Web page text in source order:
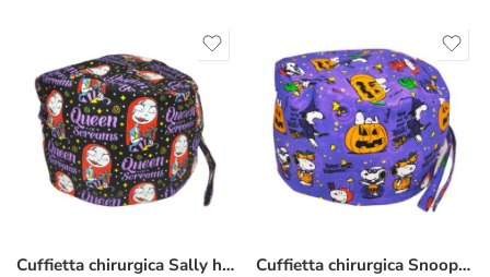
Cuffietta chirurgica Sally halloween
Cuffietta chirurgica Snoopy halloween